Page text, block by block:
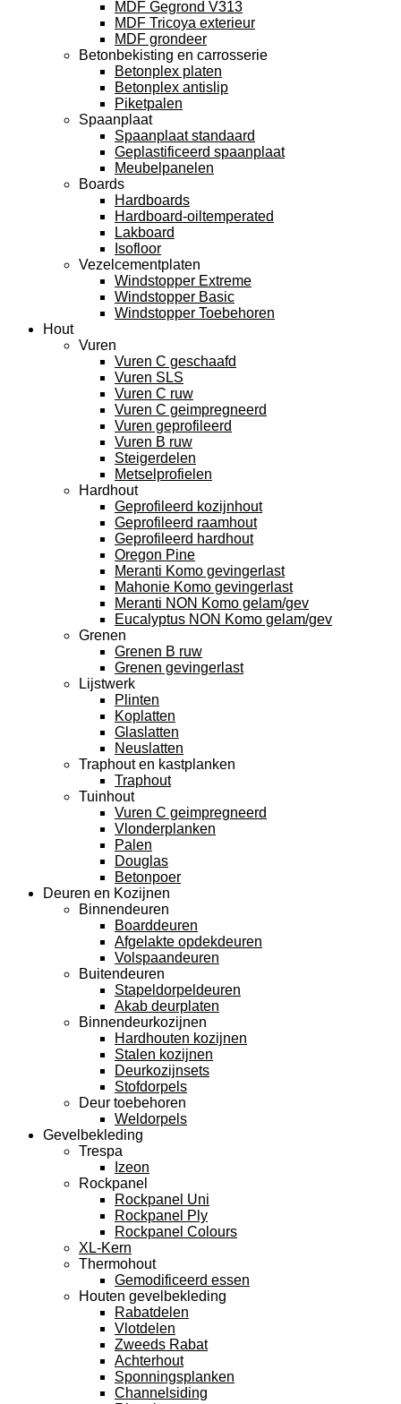
MDF Gegrond V313
MDF Tricoya exterieur
MDF grondeer
Betonbekisting en carrosserie
Betonplex platen
Betonplex antislip
Piketpalen
Spaanplaat
Spaanplaat standaard
Geplastificeerd spaanplaat
Meubelpanelen
Boards
Hardboards
Hardboard-oiltemperated
Lakboard
Isofloor
Vezelcementplaten
Windstopper Extreme
Windstopper Basic
Windstopper Toebehoren
Hout
Vuren
Vuren C geschaafd
Vuren SLS
Vuren C ruw
Vuren C geimpregneerd
Vuren geprofileerd
Vuren B ruw
Steigerdelen
Metselprofielen
Hardhout
Geprofileerd kozijnhout
Geprofileerd raamhout
Geprofileerd hardhout
Oregon Pine
Meranti Komo gevingerlast
Mahonie Komo gevingerlast
Meranti NON Komo gelam/gev
Eucalyptus NON Komo gelam/gev
Grenen
Grenen B ruw
Grenen gevingerlast
Lijstwerk
Plinten
Koplatten
Glaslatten
Neuslatten
Traphout en kastplanken
Traphout
Tuinhout
Vuren C geimpregneerd
Vlonderplanken
Palen
Douglas
Betonpoer
Deuren en Kozijnen
Binnendeuren
Boarddeuren
Afgelakte opdekdeuren
Volspaandeuren
Buitendeuren
Stapeldorpeldeuren
Akab deurplaten
Binnendeurkozijnen
Hardhouten kozijnen
Stalen kozijnen
Deurkozijnsets
Stofdorpels
Deur toebehoren
Weldorpels
Gevelbekleding
Trespa
Izeon
Rockpanel
Rockpanel Uni
Rockpanel Ply
Rockpanel Colours
XL-Kern
Thermohout
Gemodificeerd essen
Houten gevelbekleding
Rabatdelen
Vlotdelen
Zweeds Rabat
Achterhout
Sponningsplanken
Channelsiding